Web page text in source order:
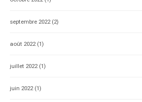
septembre 2022(2)
août 2022(1)
juillet 2022(1)
juin 2022(1)